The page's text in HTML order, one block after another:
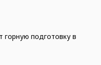
горную подготовку в